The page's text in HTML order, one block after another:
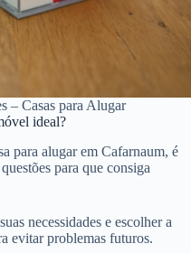
– Casas para Alugar
ideal?
para alugar em Cafarnaum, é
para que consiga
necessidades e escolher a
evitar problemas futuros.